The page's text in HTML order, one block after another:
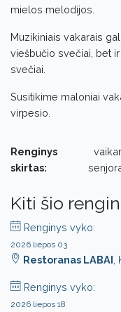
mielos melodijos.
Muzikiniais vakarais
viešbučio svečiai, bet
svečiai.
Susitikime maloniai
virpesio.
Renginys
skirtas:
Kiti šio
Renginys vyko:
2026 liepos 03
Restoranas LABAI
Renginys vyko:
2026 liepos 18